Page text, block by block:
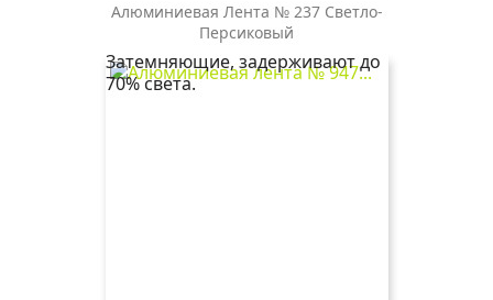
Алюминиевая Лента № 237 Светло-
Персиковый
Затемняющие, задерживают до
70% света.
237
светло-
персиковый